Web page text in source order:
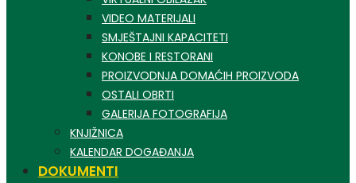
VIDEO MATERIJALI
SMJEŠTAJNI KAPACITETI
KONOBE I RESTORANI
PROIZVODNJA DOMAĆIH PROIZVODA
OSTALI OBRTI
GALERIJA FOTOGRAFIJA
KNJIŽNICA
KALENDAR DOGAĐANJA
DOKUMENTI